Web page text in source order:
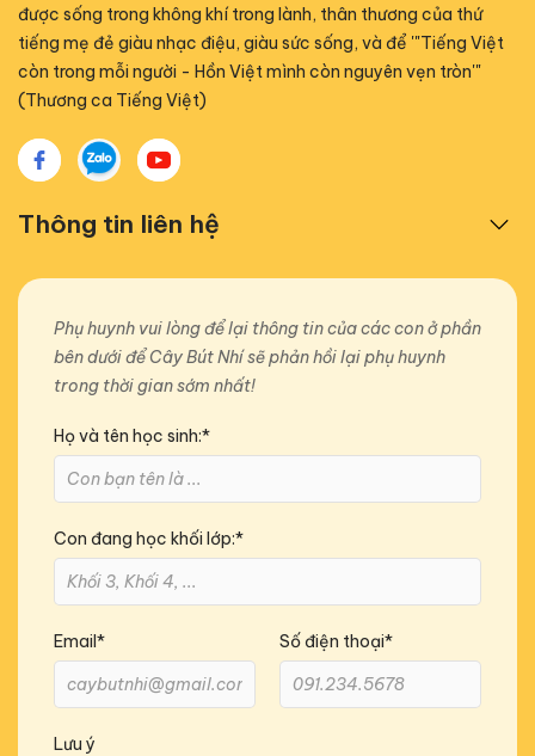
được sống trong không khí trong lành, thân thương của thứ
tiếng mẹ đẻ giàu nhạc điệu, giàu sức sống, và để '"Tiếng Việt
còn trong mỗi người - Hồn Việt mình còn nguyên vẹn tròn'"
(Thương ca Tiếng Việt)
Thông tin liên hệ
Phụ huynh vui lòng để lại thông tin của các con ở phần
bên dưới để Cây Bút Nhí sẽ phản hồi lại phụ huynh
trong thời gian sớm nhất!
Họ và tên học sinh:*
Con đang học khối lớp:*
Email* Số điện thoại*
Lưu ý